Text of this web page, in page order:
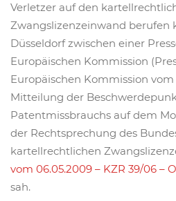
Verletzer auf den
Zwangslizenzeinwand berufen
Düsseldorf zwischen einer
Europäischen Kommission
Europäischen Kommission vom
Mitteilung der
Patentmissbrauchs auf dem
der Rechtsprechung des
kartellrechtlichen
vom 06.05.2009 – KZR 39/06 –
sah.